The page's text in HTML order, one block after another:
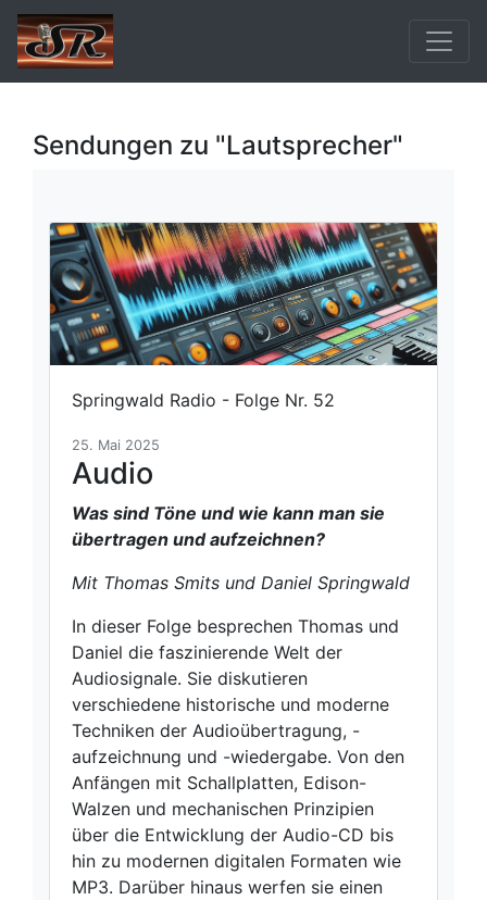
Sendungen zu "Lautsprecher"
Springwald Radio - Folge Nr. 52
25. Mai 2025
Audio
Was sind Töne und wie kann man sie
übertragen und aufzeichnen?
Mit Thomas Smits und Daniel Springwald
In dieser Folge besprechen Thomas und
Daniel die faszinierende Welt der
Audiosignale. Sie diskutieren
verschiedene historische und moderne
Techniken der Audioübertragung, -
aufzeichnung und -wiedergabe. Von den
Anfängen mit Schallplatten, Edison-
Walzen und mechanischen Prinzipien
über die Entwicklung der Audio-CD bis
hin zu modernen digitalen Formaten wie
MP3. Darüber hinaus werfen sie einen